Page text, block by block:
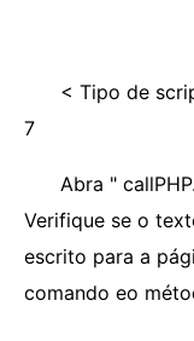
< Tipo de
7
Abra "
Verifique se o
escrito para a
comando eo